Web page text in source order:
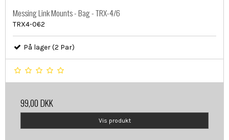
Messing Link Mounts - Bag - TRX-4/6
TRX4-062
På lager (2 Par)
99,00 DKK
Vis produkt